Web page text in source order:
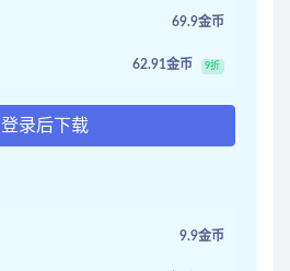
69.9金币
62.91金币 9折
登录后下载
9.9金币